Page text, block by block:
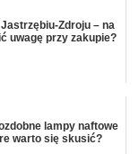
Zdroju – na
uwagę przy zakupie?
lampy naftowe
warto się skusić?